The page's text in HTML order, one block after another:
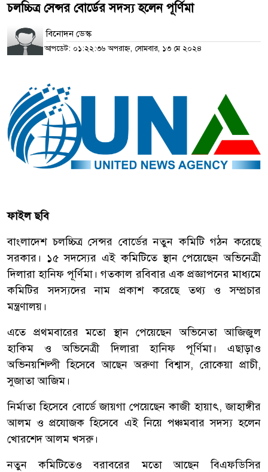
চলচ্চিত্র সেন্সর বোর্ডের সদস্য হলেন পূর্ণিমা
বিনোদন ডেস্ক
আপডেট: ০১:২২:৩৬ অপরাহ্ন, সোমবার, ১৩ মে ২০২৪
ফাইল ছবি
বাংলাদেশ চলচ্চিত্র সেন্সর বোর্ডের নতুন কমিটি গঠন করেছে
সরকার। ১৫ সদস্যের এই কমিটিতে স্থান পেয়েছেন অভিনেত্রী
দিলারা হানিফ পূর্ণিমা। গতকাল রবিবার এক প্রজ্ঞাপনের মাধ্যমে
কমিটির সদস্যদের নাম প্রকাশ করেছে তথ্য ও সম্প্রচার
মন্ত্রণালয়।
এতে প্রথমবারের মতো স্থান পেয়েছেন অভিনেতা আজিজুল
হাকিম ও অভিনেত্রী দিলারা হানিফ পূর্ণিমা। এছাড়াও
অভিনয়শিল্পী হিসেবে আছেন অরুণা বিশ্বাস, রোকেয়া প্রাচী,
সুজাতা আজিম।
নির্মাতা হিসেবে বোর্ডে জায়গা পেয়েছেন কাজী হায়াৎ, জাহাঙ্গীর
আলম ও প্রযোজক হিসেবে এই নিয়ে পঞ্চমবার সদস্য হলেন
খোরশেদ আলম খসরু।
নতুন কমিটিতেও বরাবরের মতো আছেন বিএফডিসির